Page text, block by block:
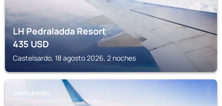
LH Pedraladda Resort
435USD
Castelsardo, 18 agosto 2026, 2 noches
CASTELSARDO